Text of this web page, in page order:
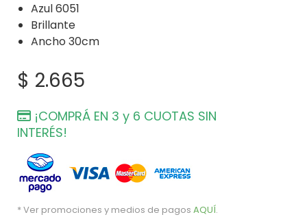
Azul 6051
Brillante
Ancho 30cm
$ 2.665
¡COMPRÁ EN 3 y 6 CUOTAS SIN
INTERÉS!
* Ver promociones y medios de pagos AQUÍ.